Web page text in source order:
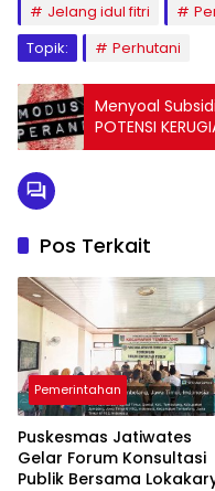
Jelang idul fitri
Topik:
Perhutani
Menyoal
POTENSI
TIPIKOR TAK
Pos Terkait
Pemerintahan
Puskesmas Jatiwates
Gelar Forum Konsultasi
Publik Bersama